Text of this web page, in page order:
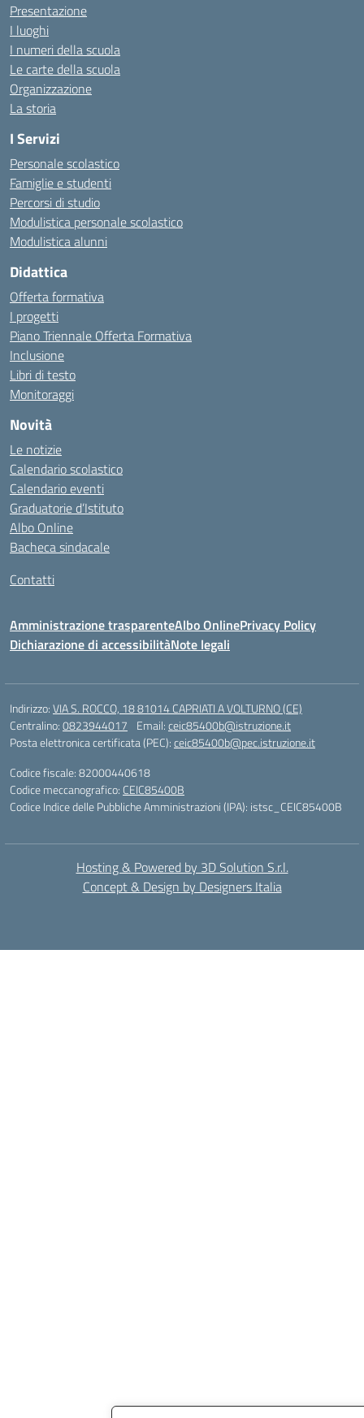
Presentazione
I luoghi
I numeri della scuola
Le carte della scuola
Organizzazione
La storia
I Servizi
Personale scolastico
Famiglie e studenti
Percorsi di studio
Modulistica personale scolastico
Modulistica alunni
Didattica
Offerta formativa
I progetti
Piano Triennale Offerta Formativa
Inclusione
Libri di testo
Monitoraggi
Novità
Le notizie
Calendario scolastico
Calendario eventi
Graduatorie d’Istituto
Albo Online
Bacheca sindacale
Contatti
Amministrazione trasparenteAlbo OnlinePrivacy Policy
Dichiarazione di accessibilitàNote legali
Indirizzo:VIA S. ROCCO, 18 81014 CAPRIATI A VOLTURNO (CE)
Centralino:0823944017 Email:ceic85400b@istruzione.it
Posta elettronica certificata (PEC):ceic85400b@pec.istruzione.it
Codice fiscale: 82000440618
Codice meccanografico: CEIC85400B
Codice Indice delle Pubbliche Amministrazioni (IPA): istsc_CEIC85400B
Hosting & Powered by 3D Solution S.r.l.
Concept & Design by Designers Italia